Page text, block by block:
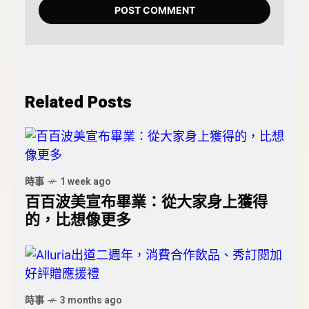
Related Posts
時事 1 week ago
百百波美宣布畢業：從大家身上獲得
的，比想像更多
時事 3 months ago